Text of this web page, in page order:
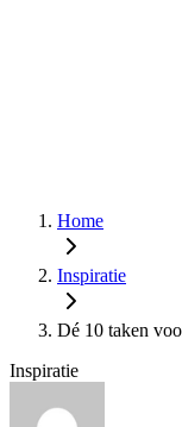
Home
Inspiratie
Dé 10 taken
Inspiratie